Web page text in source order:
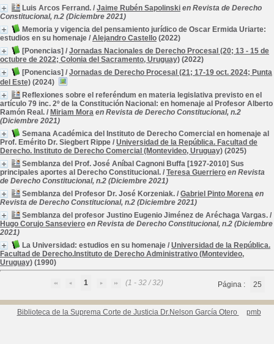
Luis Arcos Ferrand. / Jaime Rubén Sapolinski en Revista de Derecho
Constitucional, n.2 (Diciembre 2021)
Memoria y vigencia del pensamiento jurídico de Oscar Ermida Uriarte:
estudios en su homenaje / Alejandro Castello (2022)
[Ponencias] / Jornadas Nacionales de Derecho Procesal (20; 13 - 15 de
octubre de 2022; Colonia del Sacramento, Uruguay) (2022)
[Ponencias] / Jornadas de Derecho Procesal (21; 17-19 oct. 2024; Punta
del Este) (2024)
Reflexiones sobre el referéndum en materia legislativa previsto en el
artículo 79 inc. 2º de la Constitución Nacional: en homenaje al Profesor Alberto
Ramón Real. / Miriam Mora en Revista de Derecho Constitucional, n.2
(Diciembre 2021)
Semana Académica del Instituto de Derecho Comercial en homenaje al
Prof. Emérito Dr. Siegbert Rippe / Universidad de la República. Facultad de
Derecho. Instituto de Derecho Comercial (Montevideo, Uruguay) (2025)
Semblanza del Prof. José Aníbal Cagnoni Buffa [1927-2010] Sus
principales aportes al Derecho Constitucional. / Teresa Guerriero en Revista
de Derecho Constitucional, n.2 (Diciembre 2021)
Semblanza del Profesor Dr. José Korzeniak. / Gabriel Pinto Morena en
Revista de Derecho Constitucional, n.2 (Diciembre 2021)
Semblanza del profesor Justino Eugenio Jiménez de Aréchaga Vargas. /
Hugo Corujo Sanseviero en Revista de Derecho Constitucional, n.2 (Diciembre
2021)
La Universidad: estudios en su homenaje / Universidad de la República.
Facultad de Derecho.Instituto de Derecho Administrativo (Montevideo,
Uruguay) (1990)
1 (1 - 32 / 32) Página : 25
Biblioteca de la Suprema Corte de Justicia Dr.Nelson García Otero pmb